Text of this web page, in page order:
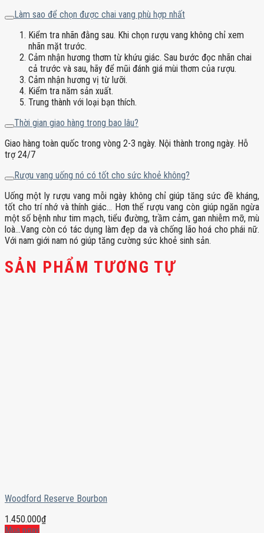
Làm sao để chọn được chai vang phù hợp nhất
Kiểm tra nhãn đằng sau. Khi chọn rượu vang không chỉ xem
nhãn mặt trước.
Cảm nhận hương thơm từ khứu giác. Sau bước đọc nhãn chai
cả trước và sau, hãy để mũi đánh giá mùi thơm của rượu.
Cảm nhận hương vị từ lưỡi.
Kiểm tra năm sản xuất.
Trung thành với loại bạn thích.
Thời gian giao hàng trong bao lâu?
Giao hàng toàn quốc trong vòng 2-3 ngày. Nội thành trong ngày. Hỗ
trợ 24/7
Rượu vang uống nó có tốt cho sức khoẻ không?
Uống một ly rượu vang mỗi ngày không chỉ giúp tăng sức đề kháng,
tốt cho trí nhớ và thính giác… Hơn thế rượu vang còn giúp ngăn ngừa
một số bệnh như tim mạch, tiểu đường, trầm cảm, gan nhiễm mỡ, mù
loà…Vang còn có tác dụng làm đẹp da và chống lão hoá cho phái nữ.
Với nam giới nam nó giúp tăng cường sức khoẻ sinh sản.
SẢN PHẨM TƯƠNG TỰ
Woodford Reserve Bourbon
1.450.000₫
Mua ngay